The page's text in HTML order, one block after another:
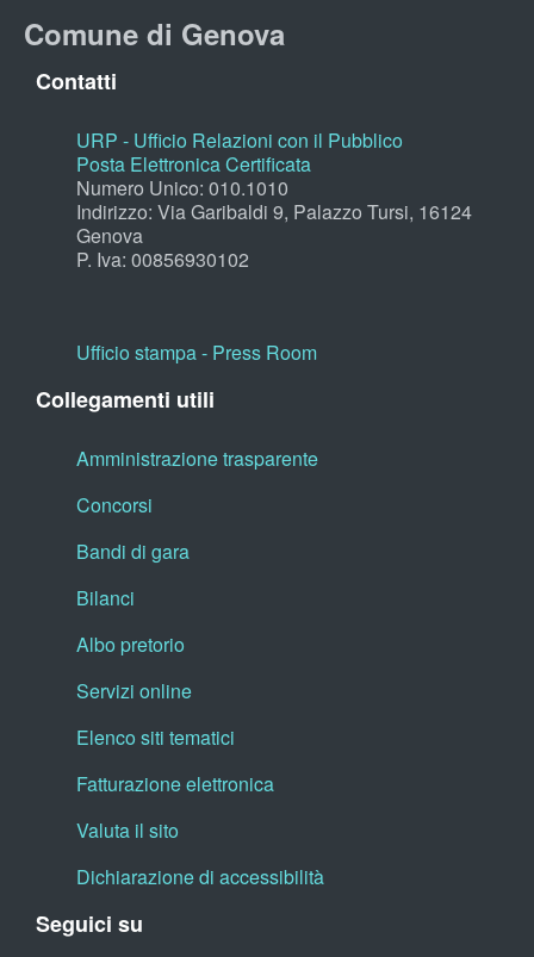
Comune di Genova
Contatti
URP - Ufficio Relazioni con il Pubblico
Posta Elettronica Certificata
Numero Unico: 010.1010
Indirizzo: Via Garibaldi 9, Palazzo Tursi, 16124
Genova
P. Iva: 00856930102
Ufficio stampa - Press Room
Collegamenti utili
Amministrazione trasparente
Concorsi
Bandi di gara
Bilanci
Albo pretorio
Servizi online
Elenco siti tematici
Fatturazione elettronica
Valuta il sito
Dichiarazione di accessibilità
Seguici su